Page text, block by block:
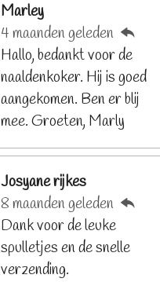
Marley
4 maanden geleden
Hallo, bedankt voor de
naaldenkoker. Hij is goed
aangekomen. Ben er blij
mee. Groeten, Marly
Josyane rijkes
8 maanden geleden
Dank voor de leuke
spulletjes en de snelle
verzending.